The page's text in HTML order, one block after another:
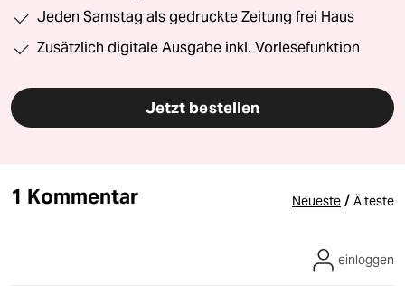
Jeden Samstag als gedruckte Zeitung frei Haus
Zusätzlich digitale Ausgabe inkl. Vorlesefunktion
Jetzt bestellen
1 Kommentar Neueste / Älteste
einloggen